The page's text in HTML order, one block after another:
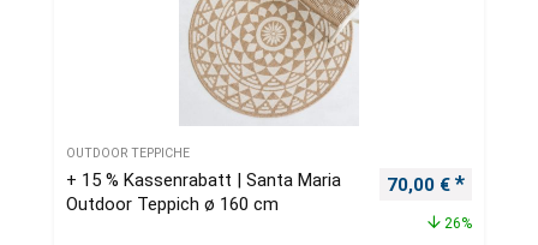
OUTDOOR TEPPICHE
+ 15 % Kassenrabatt | Santa Maria
Outdoor Teppich ø 160 cm
Ursprünglicher
70,00 €
26%